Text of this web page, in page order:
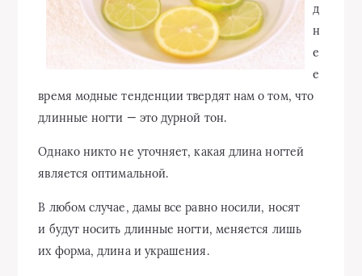
д
н
е
е
время модные тенденции твердят нам о том, что
длинные ногти — это дурной тон.
Однако никто не уточняет, какая длина ногтей
является оптимальной.
В любом случае, дамы все равно носили, носят
и будут носить длинные ногти, меняется лишь
их форма, длина и украшения.